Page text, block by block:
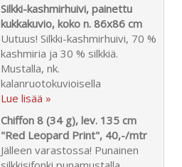
Silkki-kashmirhuivi, painettu
kukkakuvio, koko n. 86x86 cm
Uutuus! Silkki-kashmirhuivi, 70 %
kashmiria ja 30 % silkkiä.
Mustalla, nk.
kalanruotokuvioisella
Lue lisää »
Chiffon 8 (34 g), lev. 135 cm
"Red Leopard Print", 40,-/mtr
Jälleen varastossa! Punainen